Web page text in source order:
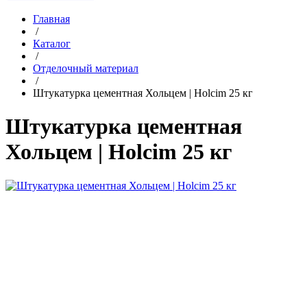
Главная
/
Каталог
/
Отделочный материал
/
Штукатурка цементная Хольцем | Holcim 25 кг
Штукатурка цементная
Хольцем | Holcim 25 кг